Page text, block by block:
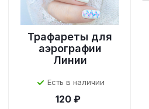
Трафареты для
аэрографии
Линии
Есть в наличии
120 ₽